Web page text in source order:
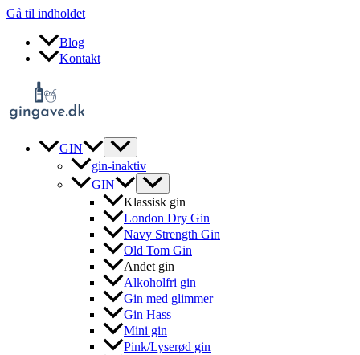
Gå til indholdet
Blog
Kontakt
GIN
gin-inaktiv
GIN
Klassisk gin
London Dry Gin
Navy Strength Gin
Old Tom Gin
Andet gin
Alkoholfri gin
Gin med glimmer
Gin Hass
Mini gin
Pink/Lyserød gin